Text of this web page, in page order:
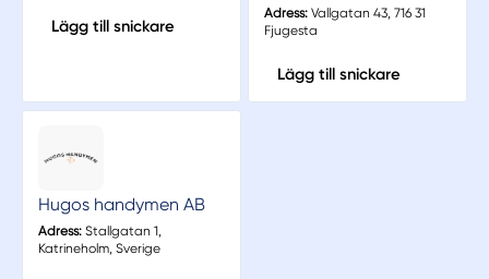
Lägg till snickare
Adress:Vallgatan 43, 716 31
Fjugesta
Lägg till snickare
Hugos handymen AB
Adress:Stallgatan 1,
Katrineholm, Sverige